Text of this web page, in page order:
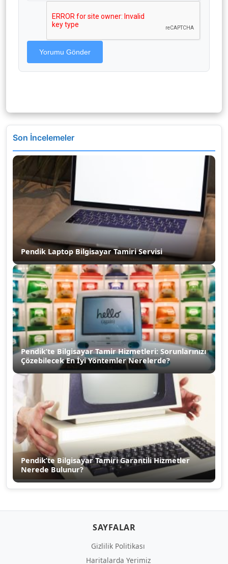
Yorumu Gönder
Son İncelemeler
Pendik Laptop Bilgisayar Tamiri Servisi
Pendik’te Bilgisayar Tamir Hizmetleri: Sorunlarınızı
Çözebilecek En İyi Yöntemler Nerelerde?
Pendik’te Bilgisayar Tamiri Garantili Hizmetler
Nerede Bulunur?
SAYFALAR
Gizlilik Politikası
Haritalarda Yerimiz